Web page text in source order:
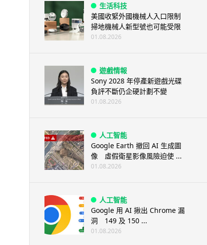
生活科技
美國收緊外國機械人入口限制
掃地機械人新型號也可能受限
01.08.2026
遊戲情報
Sony 2028 年停產新遊戲光碟
負評不斷仍企硬計劃不變
01.08.2026
人工智能
Google Earth 撤回 AI 生成圖
像 虛假衛星影像風險迫使 ...
01.08.2026
人工智能
Google 用 AI 揪出 Chrome 漏
洞 149 及 150 ...
01.08.2026